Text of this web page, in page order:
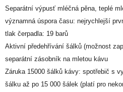
Separátní výpusť mléčná pěna, teplé
významná úspora času: nejrychlejší
tlak čerpadla: 19 barů
Aktivní předehřívání šálků (možnost
separátní zásobník na mletou kávu
Záruka 15000 šálků kávy: spotřebič s
šálku až po 15 000 šálek (platí pro